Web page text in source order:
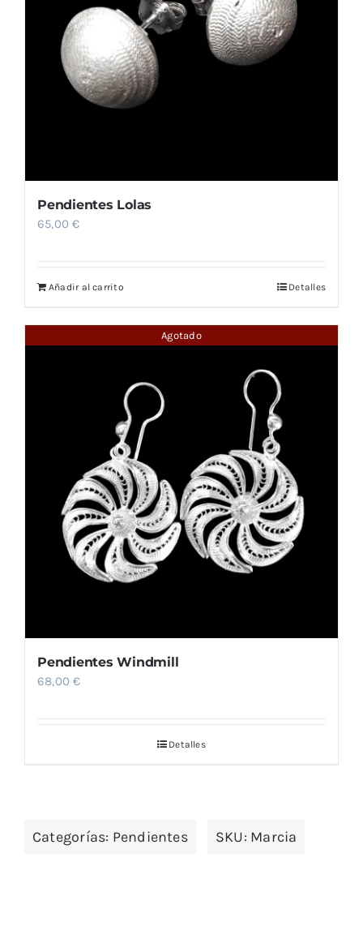
Pendientes Lolas
65,00€
Añadir al carrito Detalles
Agotado
Pendientes Windmill
68,00€
Detalles
Categorías: Pendientes SKU: Marcia